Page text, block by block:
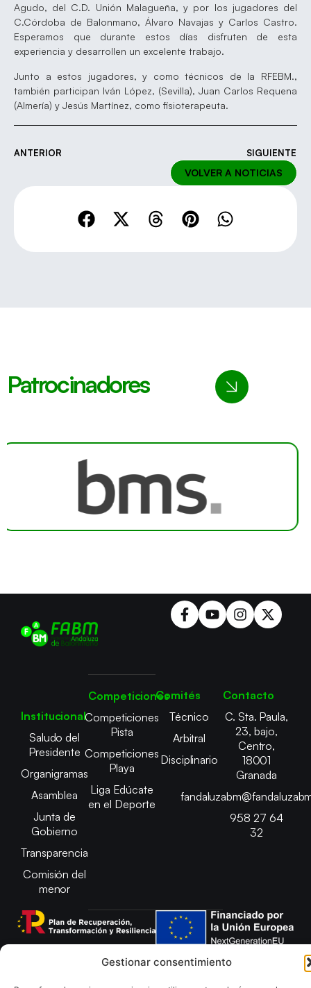
Gestionar consentimiento
Agudo, del C.D. Unión Malagueña, y por los jugadores del
C.Córdoba de Balonmano, Álvaro Navajas y Carlos Castro.
Esperamos que durante estos días disfruten de esta
experiencia y desarrollen un excelente trabajo.
Junto a estos jugadores, y como técnicos de la RFEBM.,
también participan Iván López, (Sevilla), Juan Carlos Requena
(Almería) y Jesús Martínez, como fisioterapeuta.
ANTERIOR SIGUIENTE
VOLVER A NOTICIAS
Patrocinadores
Institucional
Saludo del
Presidente
Organigramas
Asamblea
Junta de
Gobierno
Transparencia
Comisión del
menor
Competiciones
Competiciones
Pista
Competiciones
Playa
Liga Edúcate
en el Deporte
Comités
Técnico
Arbitral
Disciplinario
Contacto
C. Sta. Paula,
23, bajo,
Centro,
18001
Granada
958 27 64
32
Copyright © 2025 Federación Andaluza de Balonmano |